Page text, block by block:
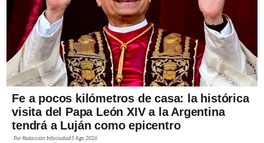
Fe a pocos kilómetros de casa: la histórica
visita del Papa León XIV a la Argentina
tendrá a Luján como epicentro
PorRedacción Infociudad5 Ago 2026